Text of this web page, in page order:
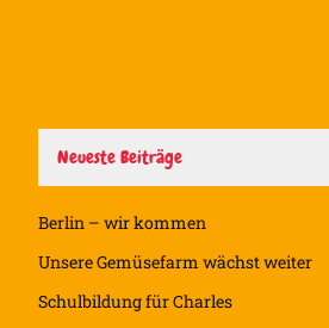
Neueste Beiträge
Berlin – wir kommen
Unsere Gemüsefarm wächst weiter
Schulbildung für Charles